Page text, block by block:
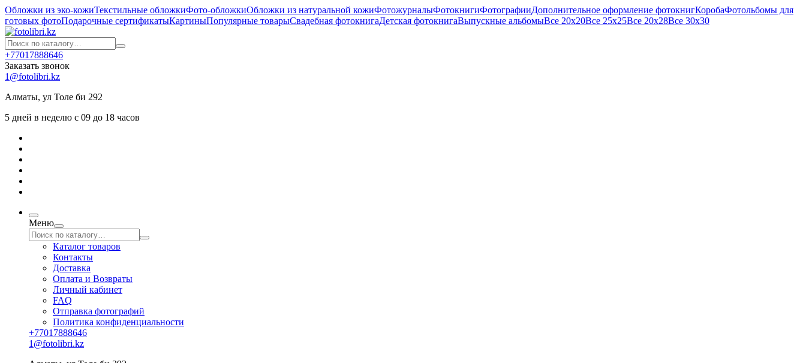
Обложки из эко-кожиТекстильные обложкиФото-обложкиОбложки из натуральной кожиФотожурналыФотокнигиФотографииДополнительное оформление фотокнигКоробаФотольбомы для
готовых фотоПодарочные сертификатыКартиныПопулярные товарыСвадебная фотокнигаДетская фотокнигаВыпускные альбомыВсе 20х20Все 25х25Все 20х28Все 30х30
+77017888646
Заказать звонок
1@fotolibri.kz
Алматы, ул Толе би 292
5 дней в неделю с 09 до 18 часов
Меню
Каталог товаров
Контакты
Доставка
Оплата и Возвраты
Личный кабинет
FAQ
Отправка фотографий
Политика конфиденциальности
+77017888646
1@fotolibri.kz